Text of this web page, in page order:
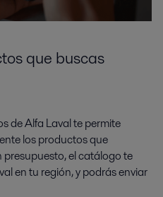
que buscas
de Alfa Laval te permite
los productos que
el catálogo te
en tu región, y podrás enviar